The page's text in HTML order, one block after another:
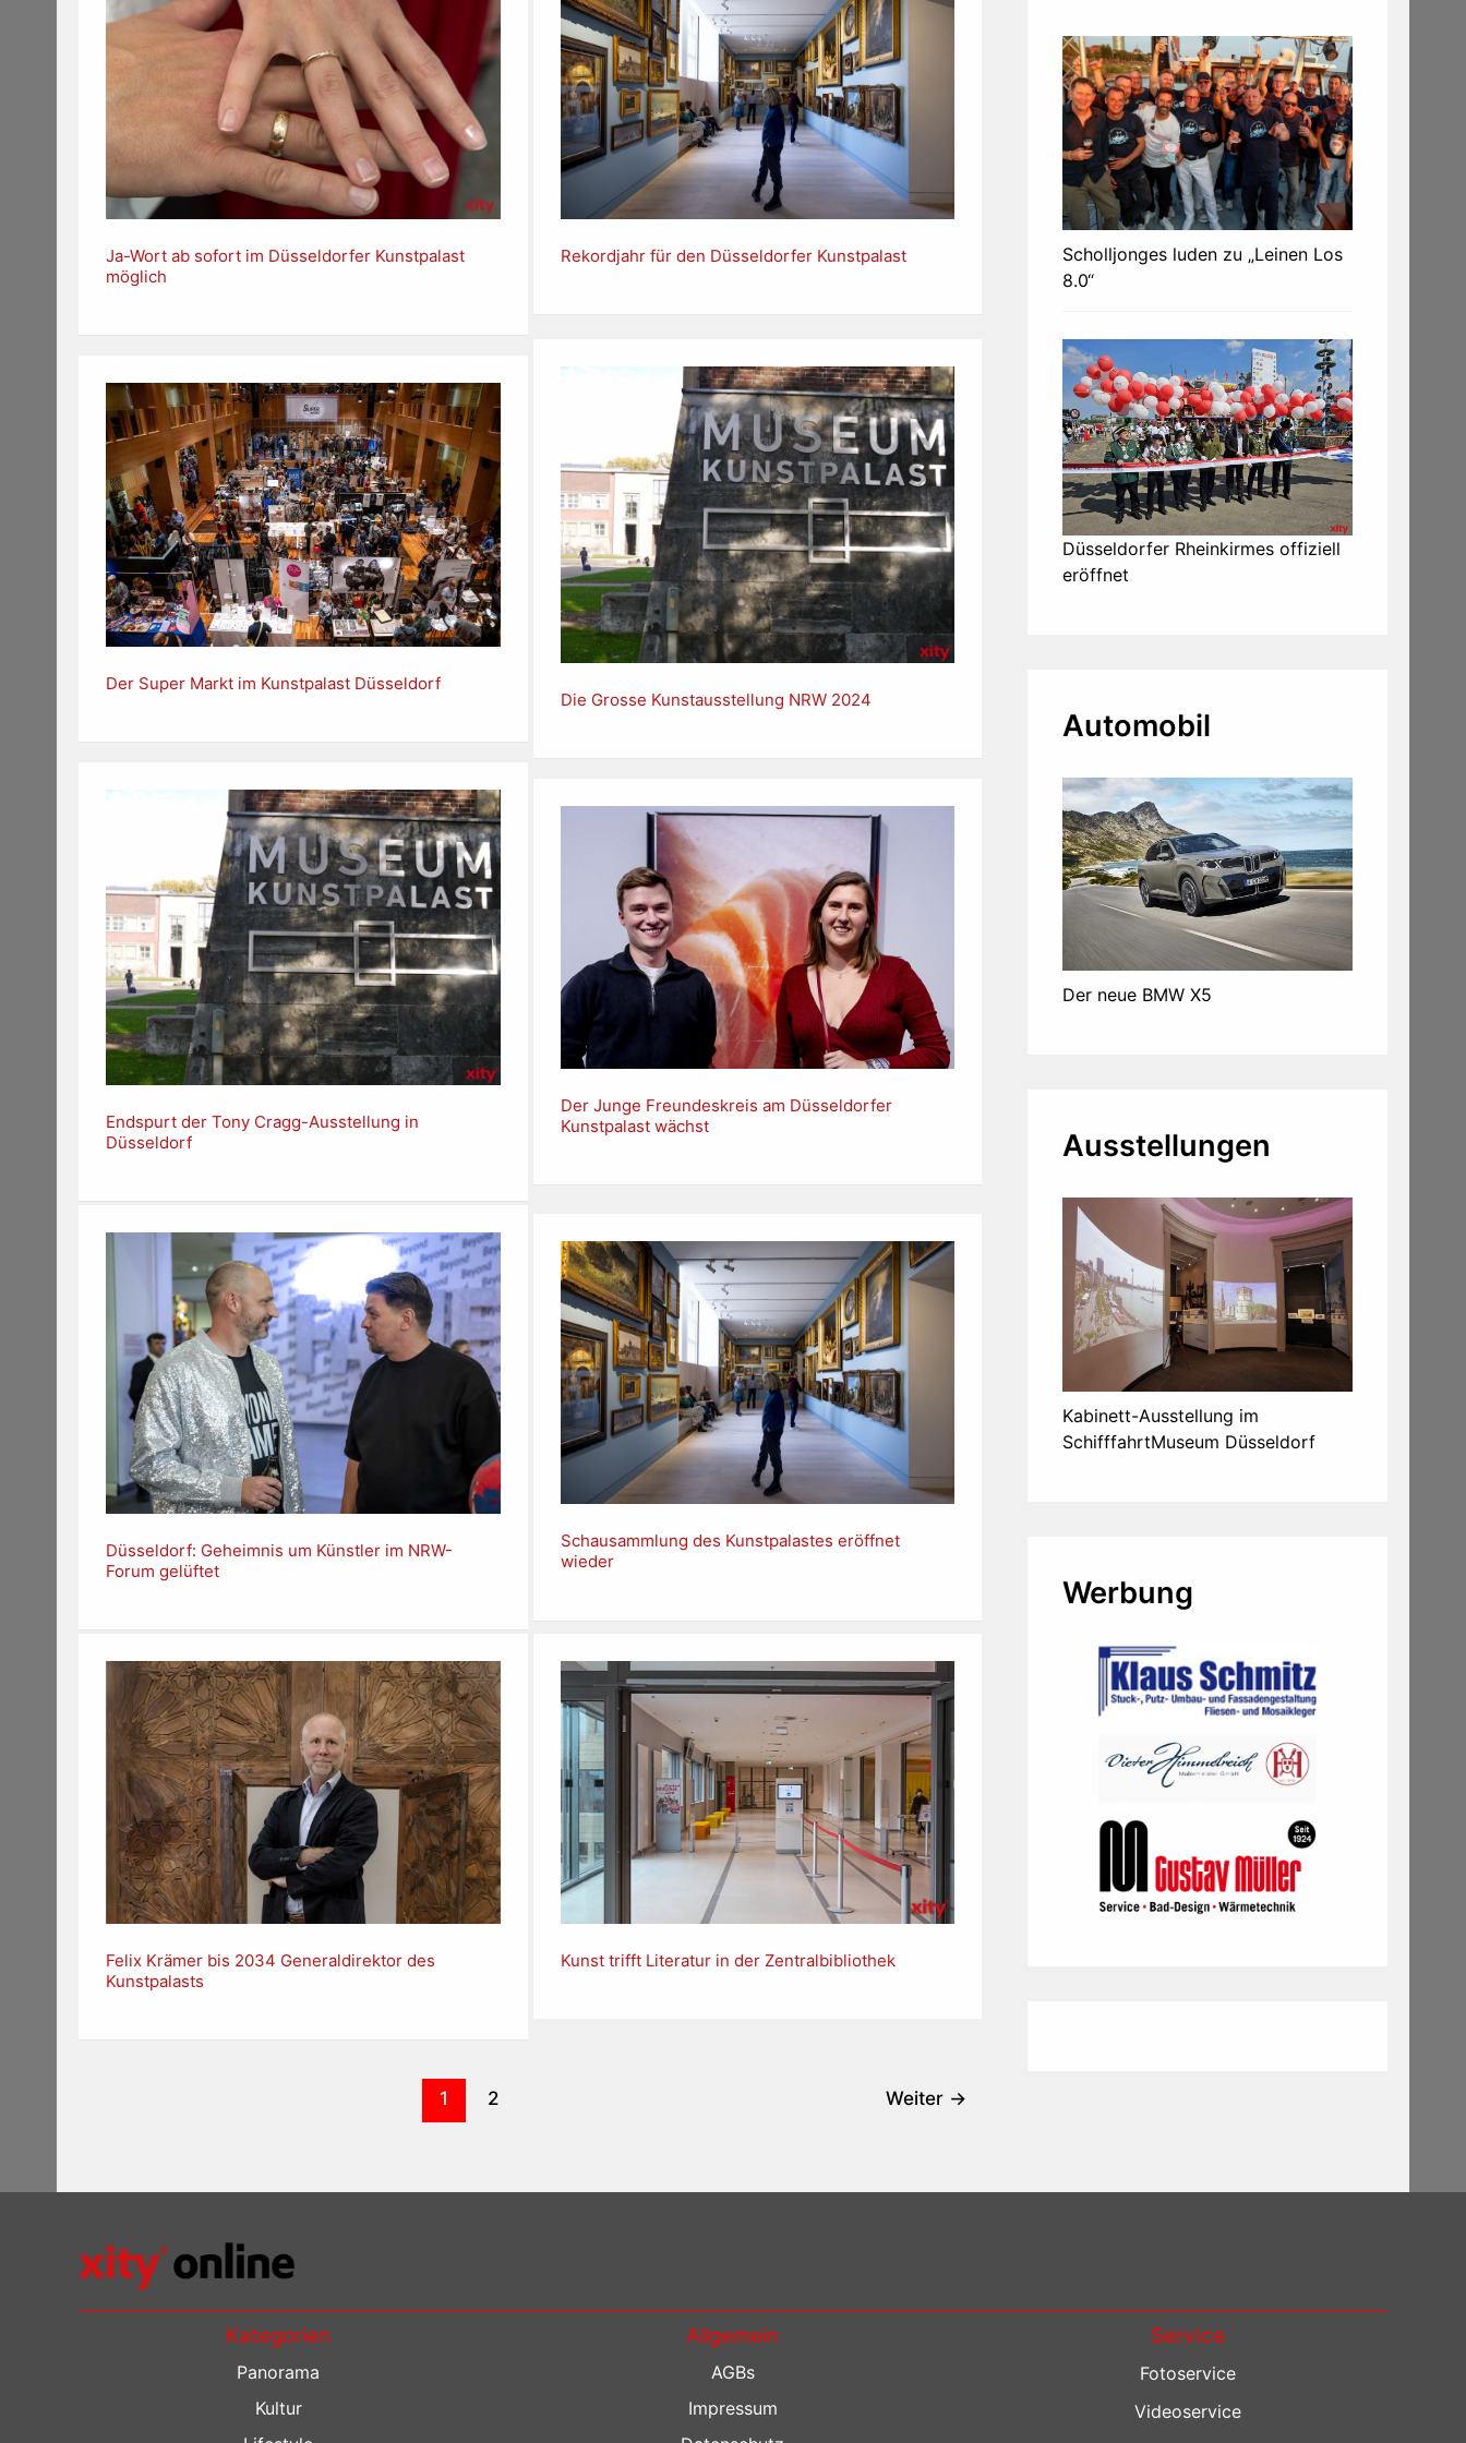
Ja-Wort ab sofort im Düsseldorfer Kunstpalast
möglich
Rekordjahr für den Düsseldorfer Kunstpalast
Der Super Markt im Kunstpalast Düsseldorf
Die Grosse Kunstausstellung NRW 2024
Endspurt der Tony Cragg-Ausstellung in
Düsseldorf
Der Junge Freundeskreis am Düsseldorfer
Kunstpalast wächst
Düsseldorf: Geheimnis um Künstler im NRW-
Forum gelüftet
Schausammlung des Kunstpalastes eröffnet
wieder
Felix Krämer bis 2034 Generaldirektor des
Kunstpalasts
Kunst trifft Literatur in der Zentralbibliothek
1 2 Weiter →
Scholljonges luden zu „Leinen Los
8.0“
Düsseldorfer Rheinkirmes offiziell
eröffnet
Automobil
Der neue BMW X5
Ausstellungen
Kabinett-Ausstellung im
SchifffahrtMuseum Düsseldorf
Werbung
Kategorien
Panorama
Kultur
Allgemein
AGBs
Impressum
Service
Fotoservice
Videoservice